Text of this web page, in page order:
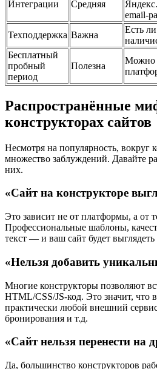
Интеграции Средняя
email-
Техподдержка Важна
Есть
Бесплатный
пробный
период
Полезна
Можно
Распространённые
конструкторах сайтов
Несмотря на популярность, вокруг
множество заблуждений. Давайте
них.
«Сайт на конструкторе
Это зависит не от платформы, а от
Профессиональные шаблоны,
текст — и ваш сайт будет выглядеть
«Нельзя добавить
Многие конструкторы позволяют
HTML/CSS/JS-код. Это значит, что
практически любой внешний
бронирования и т.д.
«Сайт нельзя перенести на
Да, большинство конструкторов